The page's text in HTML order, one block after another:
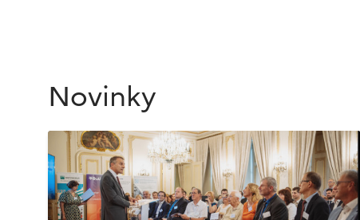
Novinky